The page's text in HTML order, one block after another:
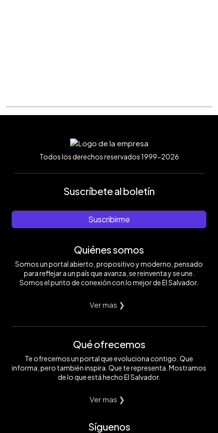
Todos los derechos reservados 1999-2026
Suscríbete al boletín
Suscribirme
Quiénes somos
Somos un portal abierto, propositivo y moderno, pensado
para reflejar a un país que avanza, se reinventa y se une.
Somos el punto de conexión con lo mejor de El Salvador.
Ver mas ❯
Qué ofrecemos
Te ofrecemos un portal que evoluciona contigo. Que
informa, pero también inspira. Que te representa. Mostramos
de lo que está hecho El Salvador.
Ver mas ❯
Síguenos